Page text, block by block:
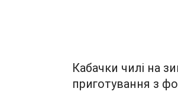
Кабачки чилі на
приготування з